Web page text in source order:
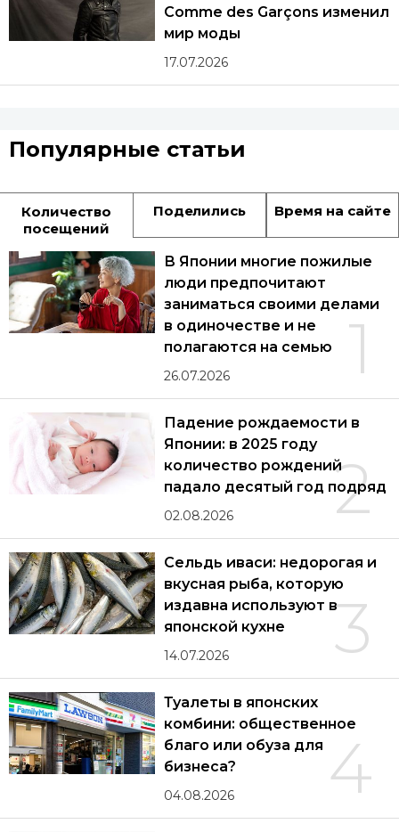
Comme des Garçons изменил
мир моды
17.07.2026
Популярные статьи
Количество
посещений
Поделились Время на сайте
1
В Японии многие пожилые
люди предпочитают
заниматься своими делами
в одиночестве и не
полагаются на семью
26.07.2026
2
Падение рождаемости в
Японии: в 2025 году
количество рождений
падало десятый год подряд
02.08.2026
3
Сельдь иваси: недорогая и
вкусная рыба, которую
издавна используют в
японской кухне
14.07.2026
4
Туалеты в японских
комбини: общественное
благо или обуза для
бизнеса?
04.08.2026